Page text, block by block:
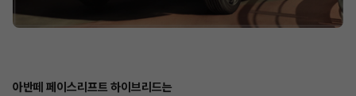
아반떼 페이스리프트 하이브리드는